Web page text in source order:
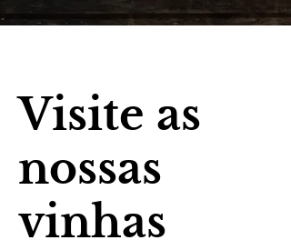
Visite as
nossas
vinhas